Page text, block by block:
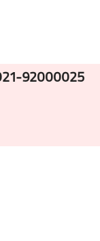
92000025